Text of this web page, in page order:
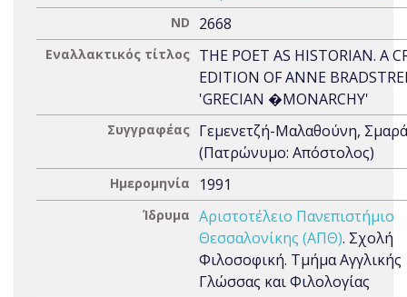
ND 2668
Εναλλακτικός τίτλος THE POET AS HISTORIAN. A
EDITION OF ANNE
'GRECIAN �MONARCHY'
Συγγραφέας Γεμενετζή-Μαλαθούνη,
(Πατρώνυμο: Απόστολος)
Ημερομηνία 1991
Ίδρυμα Αριστοτέλειο Πανεπιστήμιο
Θεσσαλονίκης (ΑΠΘ). Σχολή
Φιλοσοφική. Τμήμα Αγγλικής
Γλώσσας και Φιλολογίας